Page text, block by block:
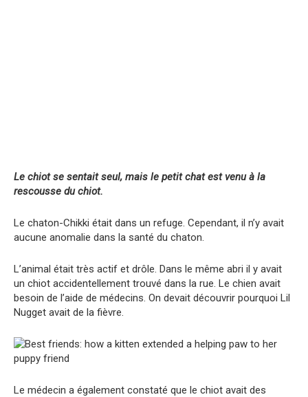
Le chiot se sentait seul, mais le petit chat est venu à la
rescousse du chiot.
Le chaton-Chikki était dans un refuge. Cependant, il n’y avait
aucune anomalie dans la santé du chaton.
L’animal était très actif et drôle. Dans le même abri il y avait
un chiot accidentellement trouvé dans la rue. Le chien avait
besoin de l’aide de médecins. On devait découvrir pourquoi Lil
Nugget avait de la fièvre.
Le médecin a également constaté que le chiot avait des